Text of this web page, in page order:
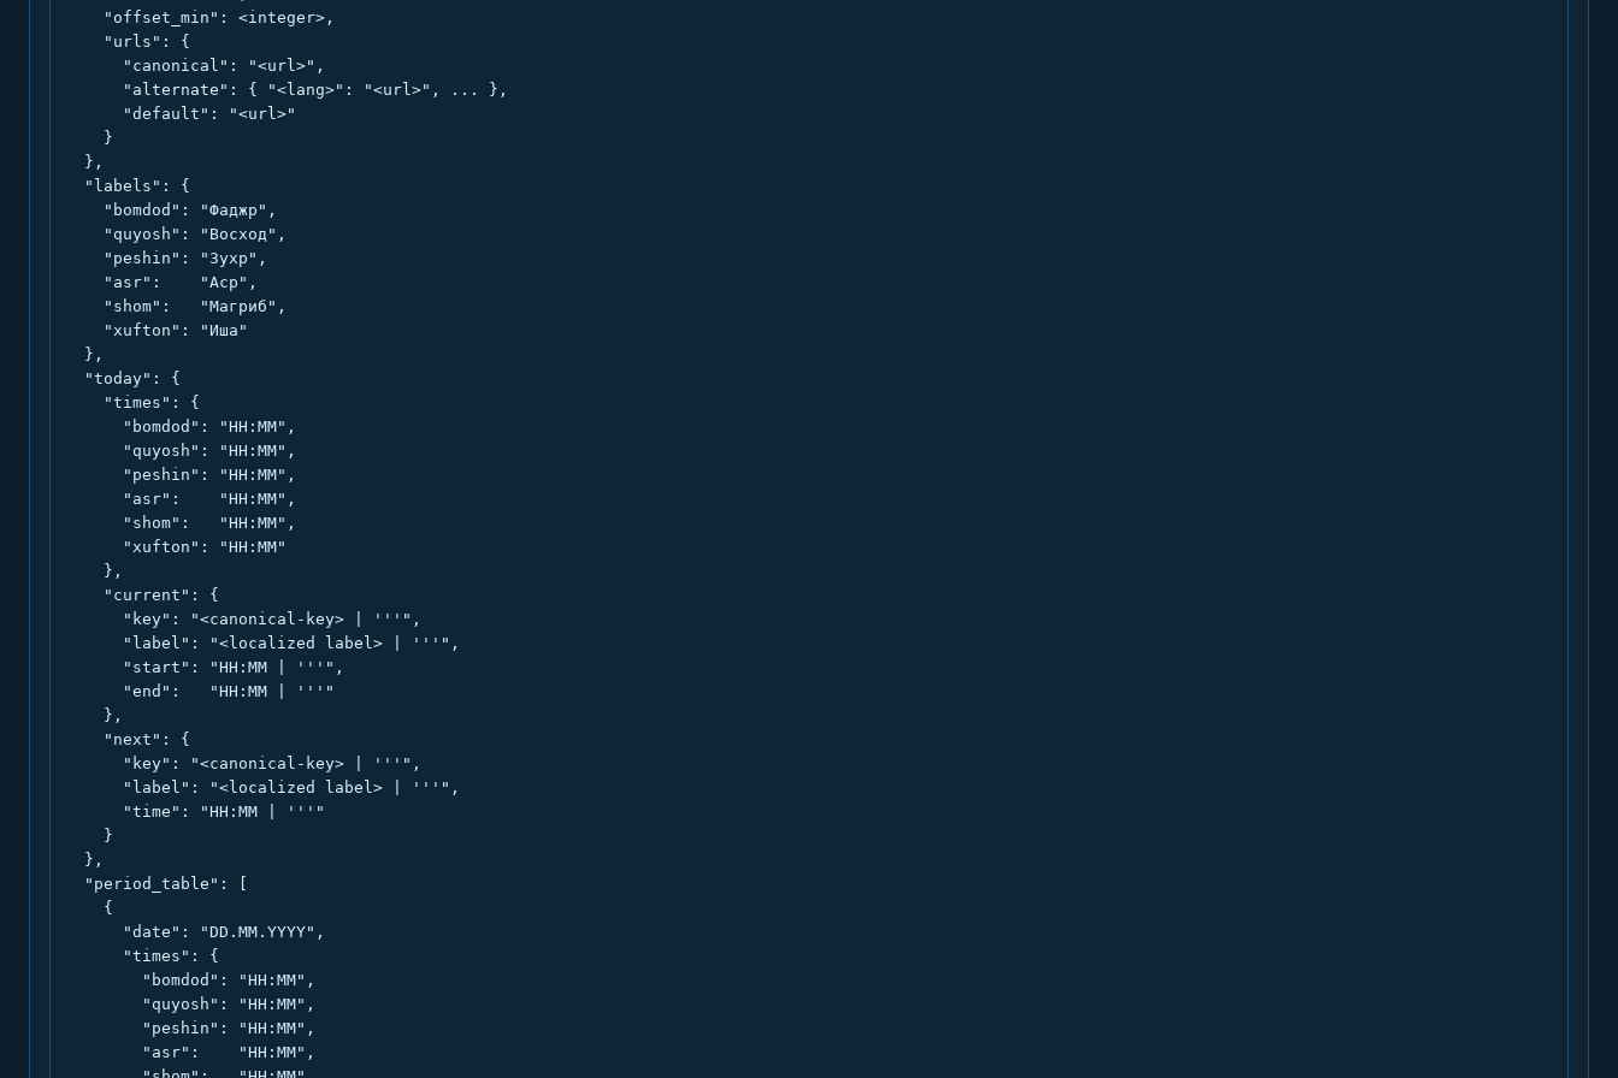
    "offset_min": <integer>,
    "urls": {
      "canonical": "<url>",
      "alternate": { "<lang>": "<url>", ... },
      "default": "<url>"
    }
  },
  "labels": {
    "bomdod": "Фаджр",
    "quyosh": "Восход",
    "peshin": "Зухр",
    "asr":    "Аср",
    "shom":   "Магриб",
    "xufton": "Иша"
  },
  "today": {
    "times": {
      "bomdod": "HH:MM",
      "quyosh": "HH:MM",
      "peshin": "HH:MM",
      "asr":    "HH:MM",
      "shom":   "HH:MM",
      "xufton": "HH:MM"
    },
    "current": {
      "key": "<canonical-key> | '''",
      "label": "<localized label> | '''",
      "start": "HH:MM | '''",
      "end":   "HH:MM | '''"
    },
    "next": {
      "key": "<canonical-key> | '''",
      "label": "<localized label> | '''",
      "time": "HH:MM | '''"
    }
  },
  "period_table": [
    {
      "date": "DD.MM.YYYY",
      "times": {
        "bomdod": "HH:MM",
        "quyosh": "HH:MM",
        "peshin": "HH:MM",
        "asr":    "HH:MM",